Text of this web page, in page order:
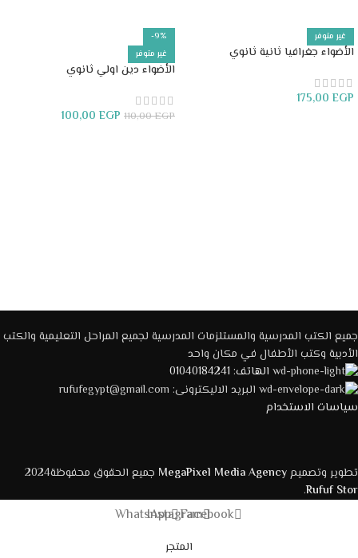
غير متوفر
الأضواء جغرافيا ثانية ثانوي
175,00 EGP
-9%
غير متوفر
الأضواء دين اولي ثانوي
110,00EGP
100,00 EGP
جميع الكتب المدرسية والمستلزمات المدرسية لجميع المراحل التعليمية والكتب
الأدبية وكتب الأطفال في مكان واحد
الهاتف: 01040184241
البريد الاليكترونى: rufufegypt@gmail.com
سياسات الاستخدام
تطوير وتصميمMegaPixel Media Agency جميع الحقوق محفوظة2024
Rufuf Stor
.
Facebook
Instagram
WhatsApp
المتجر